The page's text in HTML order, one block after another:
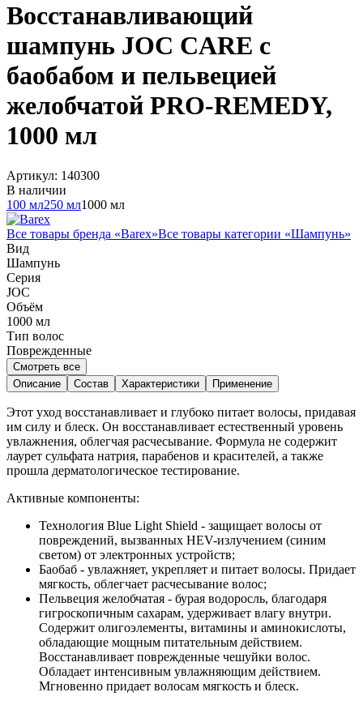
Восстанавливающий
шампунь JOC CARE с
баобабом и пельвецией
желобчатой PRO-REMEDY,
1000 мл
Артикул: 140300
В наличии
100 мл250 мл1000 мл
Все товары бренда «Barex»Все товары категории «Шампунь»
Вид
Шампунь
Серия
JOC
Объём
1000 мл
Тип волос
Поврежденные
Смотреть все
Описание
Состав Характеристики Применение
Этот уход восстанавливает и глубоко питает волосы, придавая
им силу и блеск. Он восстанавливает естественный уровень
увлажнения, облегчая расчесывание. Формула не содержит
лаурет сульфата натрия, парабенов и красителей, а также
прошла дерматологическое тестирование.
Активные компоненты:
Технология Blue Light Shield - защищает волосы от
повреждений, вызванных HEV-излучением (синим
светом) от электронных устройств;
Баобаб - увлажняет, укрепляет и питает волосы. Придает
мягкость, облегчает расчесывание волос;
Пельвеция желобчатая - бурая водоросль, благодаря
гигроскопичным сахарам, удерживает влагу внутри.
Содержит олигоэлементы, витамины и аминокислоты,
обладающие мощным питательным действием.
Восстанавливает поврежденные чешуйки волос.
Обладает интенсивным увлажняющим действием.
Мгновенно придает волосам мягкость и блеск.